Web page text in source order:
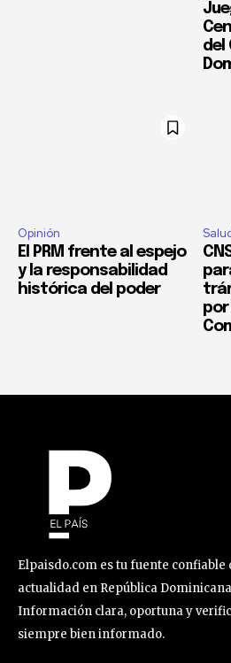
del
Opinión
El PRM frente al espejo
y la responsabilidad
histórica del poder
por
Elpaisdo.com es tu fuente confiable
actualidad en República
Información clara, oportuna y
siempre bien informado.